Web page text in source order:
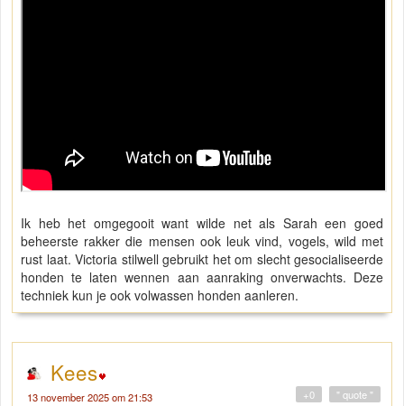
Ik heb het omgegooit want wilde net als Sarah een goed
beheerste rakker die mensen ook leuk vind, vogels, wild met
rust laat. Victoria stilwell gebruikt het om slecht gesocialiseerde
honden te laten wennen aan aanraking onverwachts. Deze
techniek kun je ook volwassen honden aanleren.
Kees
13 november 2025 om 21:53 " quote "
+0